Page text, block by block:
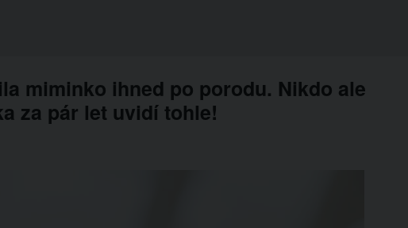
miminko ihned po porodu. Nikdo ale
za pár let uvidí tohle!